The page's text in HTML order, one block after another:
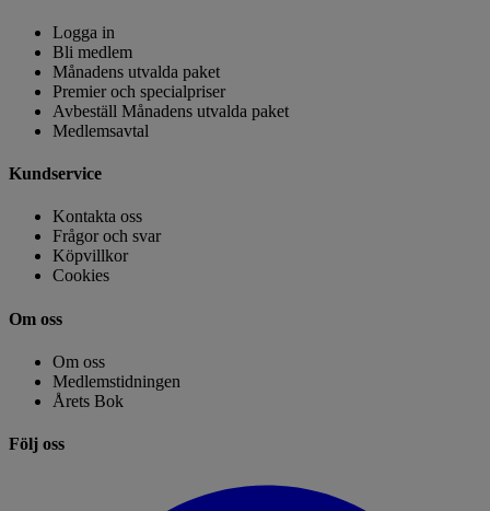
Logga in
Bli medlem
Månadens utvalda paket
Premier och specialpriser
Avbeställ Månadens utvalda paket
Medlemsavtal
Kundservice
Kontakta oss
Frågor och svar
Köpvillkor
Cookies
Om oss
Om oss
Medlemstidningen
Årets Bok
Följ oss